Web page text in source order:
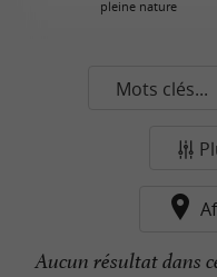
pleine nature
Mots clés...
Aucun résultat dans